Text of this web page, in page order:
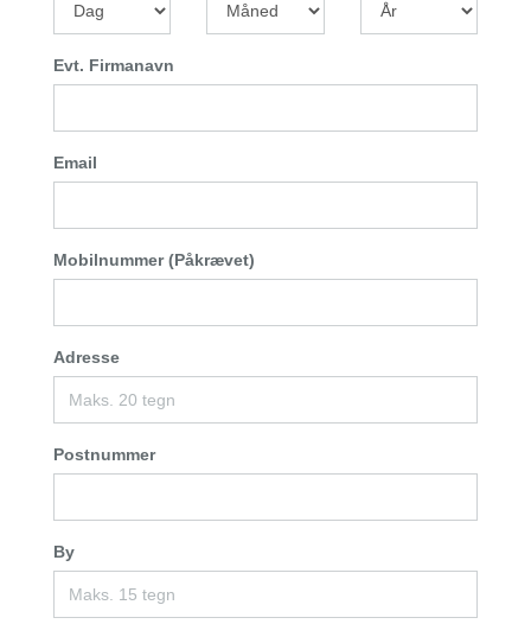
Evt. Firmanavn
Email
Mobilnummer (Påkrævet)
Adresse
Postnummer
By